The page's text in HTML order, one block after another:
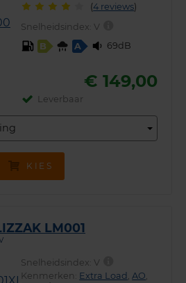
(4 reviews)
Snelheidsindex:V
B
A 69dB
€ 149,00
Leverbaar
KIES
LM001
Snelheidsindex:V
Kenmerken: Extra Load AO